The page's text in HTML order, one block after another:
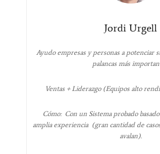
Jordi Urgell
Ayudo empresas y personas a potenciar
palancas más
Ventas + Liderazgo (Equipos alto
Cómo: Con un Sistema probado
amplia experiencia (gran cantidad de
avalan).